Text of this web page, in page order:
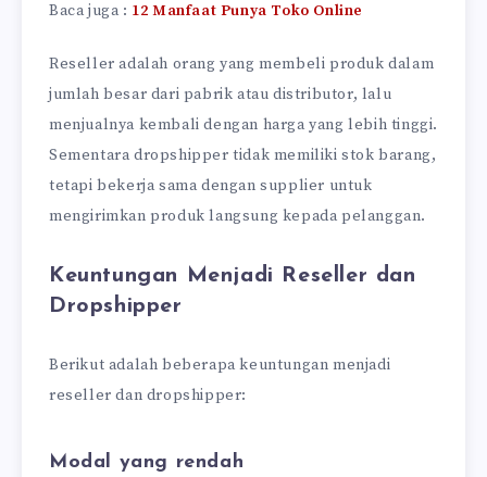
Baca juga : 12 Manfaat Punya Toko Online
Reseller adalah orang yang membeli produk dalam
jumlah besar dari pabrik atau distributor, lalu
menjualnya kembali dengan harga yang lebih tinggi.
Sementara dropshipper tidak memiliki stok barang,
tetapi bekerja sama dengan supplier untuk
mengirimkan produk langsung kepada pelanggan.
Keuntungan Menjadi Reseller dan
Dropshipper
Berikut adalah beberapa keuntungan menjadi
reseller dan dropshipper:
Modal yang rendah